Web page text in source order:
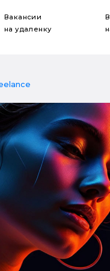
Вакансии
на удаленку